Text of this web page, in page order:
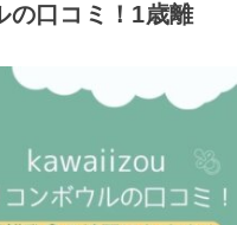
の口コミ！1歳離